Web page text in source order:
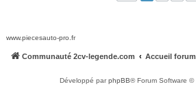
www.piecesauto-pro.fr
Communauté 2cv-legende.com Accueil
Développé parphpBB® Forum Software ©